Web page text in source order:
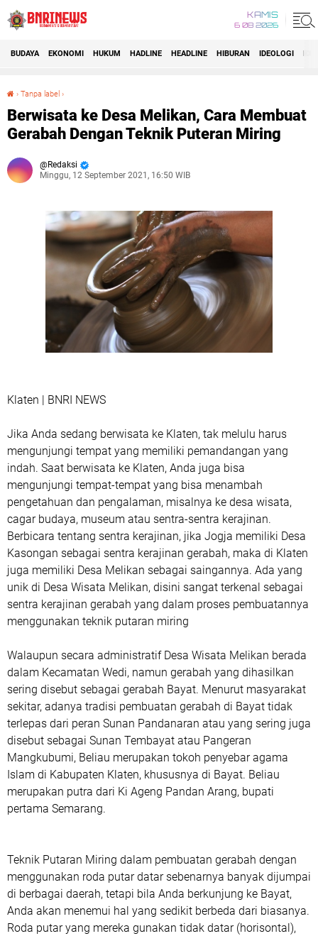
KAMIS
6 08 2026
BUDAYA EKONOMI HUKUM HADLINE HEADLINE HIBURAN IDEOLOGI
› Tanpa label ›
Berwisata ke Desa Melikan, Cara Membuat
Gerabah Dengan Teknik Puteran Miring
Redaksi
Minggu, 12 September 2021, 16:50 WIB
Klaten | BNRI NEWS
Jika Anda sedang berwisata ke Klaten, tak melulu harus
mengunjungi tempat yang memiliki pemandangan yang
indah. Saat berwisata ke Klaten, Anda juga bisa
mengunjungi tempat-tempat yang bisa menambah
pengetahuan dan pengalaman, misalnya ke desa wisata,
cagar budaya, museum atau sentra-sentra kerajinan.
Berbicara tentang sentra kerajinan, jika Jogja memiliki Desa
Kasongan sebagai sentra kerajinan gerabah, maka di Klaten
juga memiliki Desa Melikan sebagai saingannya. Ada yang
unik di Desa Wisata Melikan, disini sangat terkenal sebagai
sentra kerajinan gerabah yang dalam proses pembuatannya
menggunakan teknik putaran miring
Walaupun secara administratif Desa Wisata Melikan berada
dalam Kecamatan Wedi, namun gerabah yang dihasilkan
sering disebut sebagai gerabah Bayat. Menurut masyarakat
sekitar, adanya tradisi pembuatan gerabah di Bayat tidak
terlepas dari peran Sunan Pandanaran atau yang sering juga
disebut sebagai Sunan Tembayat atau Pangeran
Mangkubumi, Beliau merupakan tokoh penyebar agama
Islam di Kabupaten Klaten, khususnya di Bayat. Beliau
merupakan putra dari Ki Ageng Pandan Arang, bupati
pertama Semarang.
Teknik Putaran Miring dalam pembuatan gerabah dengan
menggunakan roda putar datar sebenarnya banyak dijumpai
di berbagai daerah, tetapi bila Anda berkunjung ke Bayat,
Anda akan menemui hal yang sedikit berbeda dari biasanya.
Roda putar yang mereka gunakan tidak datar (horisontal),